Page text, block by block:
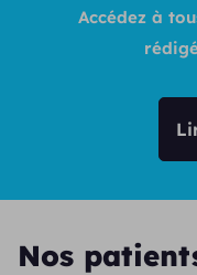
Accédez à
Nos